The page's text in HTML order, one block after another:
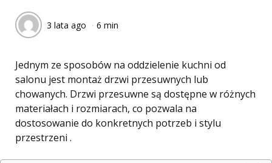
3 lata ago 6 min
Jednym ze sposobów na oddzielenie kuchni od
salonu jest montaż drzwi przesuwnych lub
chowanych. Drzwi przesuwne są dostępne w różnych
materiałach i rozmiarach, co pozwala na
dostosowanie do konkretnych potrzeb i stylu
przestrzeni .